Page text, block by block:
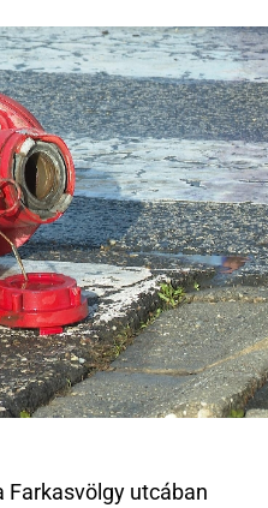
Farkasvölgy utcában